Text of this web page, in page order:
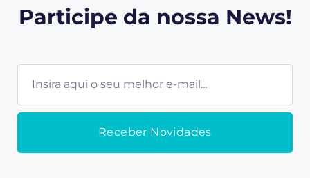
Participe da nossa News!
Receber Novidades